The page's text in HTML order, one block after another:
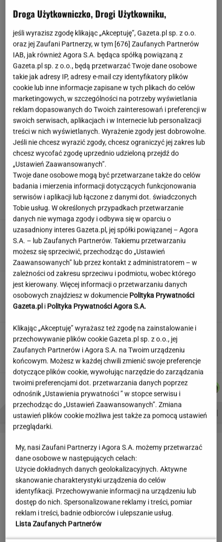
Syn Stanisława Soyki o ostatnich chwilach
ojca. "Nie było z nim nikogo"
Polka przestrzegano, by nie mówił o chorobie.
"Jestem po przeszczepie"
Wybraliśmy kadry z 15 polskich filmów.
Rozpoznasz tytuły tych produkcji?
Nie czekaj, aż będzie za późno. To może
oznaczać, że szkoła przestała służyć dziecku
MATERIAŁ PROMOCYJNY
Wakacyjne aktywności a kurzajki. O czym
warto pamiętać, by uniknąć problemu?
MATERIAŁ PROMOCYJNY
Autorzy:
KACPER
KOLIBABSKI
DANIEL
MAIKOWSKI
JAKUB
BALCERSKI
PROBLEMY POLSKICH SIATKARZY ZNAK Z '30' WISŁAWA SZYMBORSKA
LETNIE OKAZJE
Droga Użytkowniczko, Drogi Użytkowniku,
jeśli wyrazisz zgodę klikając „Akceptuję”, Gazeta.pl sp. z o.o.
oraz jej Zaufani Partnerzy, w tym [676] Zaufanych Partnerów
IAB, jak również Agora S.A. będąca spółką powiązaną z
Gazeta.pl sp. z o.o., będą przetwarzać Twoje dane osobowe
takie jak adresy IP, adresy e-mail czy identyfikatory plików
cookie lub inne informacje zapisane w tych plikach do celów
marketingowych, w szczególności na potrzeby wyświetlania
reklam dopasowanych do Twoich zainteresowań i preferencji w
swoich serwisach, aplikacjach i w Internecie lub personalizacji
treści w nich wyświetlanych. Wyrażenie zgody jest dobrowolne.
Jeśli nie chcesz wyrazić zgody, chcesz ograniczyć jej zakres lub
chcesz wycofać zgodę uprzednio udzieloną przejdź do
„Ustawień Zaawansowanych”.
Twoje dane osobowe mogą być przetwarzane także do celów
badania i mierzenia informacji dotyczących funkcjonowania
serwisów i aplikacji lub łączone z danymi dot. świadczonych
Tobie usług. W określonych przypadkach przetwarzanie
danych nie wymaga zgody i odbywa się w oparciu o
uzasadniony interes Gazeta.pl, jej spółki powiązanej – Agora
S.A. – lub Zaufanych Partnerów. Takiemu przetwarzaniu
możesz się sprzeciwić, przechodząc do „Ustawień
Zaawansowanych” lub przez kontakt z administratorem – w
zależności od zakresu sprzeciwu i podmiotu, wobec którego
jest kierowany. Więcej informacji o przetwarzaniu danych
osobowych znajdziesz w dokumencie Polityka Prywatności
Gazeta.pl i Polityka Prywatności Agora S.A.
Klikając „Akceptuję” wyrażasz też zgodę na zainstalowanie i
przechowywanie plików cookie Gazeta.pl sp. z o.o., jej
Zaufanych Partnerów i Agora S.A. na Twoim urządzeniu
końcowym. Możesz w każdej chwili zmienić swoje preferencje
dotyczące plików cookie, wywołując narzędzie do zarządzania
twoimi preferencjami dot. przetwarzania danych poprzez
odnośnik „Ustawienia prywatności ” w stopce serwisu i
przechodząc do „Ustawień Zaawansowanych”. Zmiana
ustawień plików cookie możliwa jest także za pomocą ustawień
przeglądarki.
My, nasi Zaufani Partnerzy i Agora S.A. możemy przetwarzać
dane osobowe w następujących celach:
Użycie dokładnych danych geolokalizacyjnych. Aktywne
skanowanie charakterystyki urządzenia do celów
identyfikacji. Przechowywanie informacji na urządzeniu lub
dostęp do nich. Spersonalizowane reklamy i treści, pomiar
reklam i treści, badnie odbiorców i ulepszanie usług.
Lista Zaufanych Partnerów